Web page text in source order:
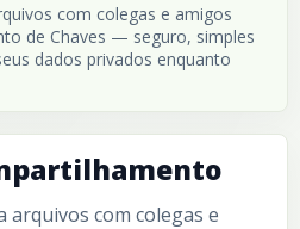
com colegas e amigos
de Chaves — seguro, simples
dados privados enquanto
arquivos com colegas e